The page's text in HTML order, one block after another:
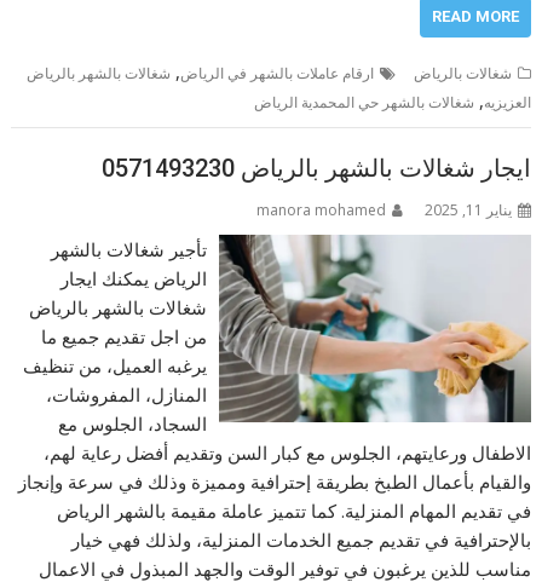
READ MORE
شغالات بالرياض ارقام عاملات بالشهر في الرياض, شغالات بالشهر بالرياض
العزيزيه, شغالات بالشهر حي المحمدية الرياض
ايجار شغالات بالشهر بالرياض 0571493230
يناير 11, 2025 manora mohamed
تأجير شغالات بالشهر
الرياض يمكنك ايجار
شغالات بالشهر بالرياض
من اجل تقديم جميع ما
يرغبه العميل، من تنظيف
المنازل، المفروشات،
السجاد، الجلوس مع
الاطفال ورعايتهم، الجلوس مع كبار السن وتقديم أفضل رعاية لهم،
والقيام بأعمال الطبخ بطريقة إحترافية ومميزة وذلك في سرعة وإنجاز
في تقديم المهام المنزلية. كما تتميز عاملة مقيمة بالشهر الرياض
بالإحترافية في تقديم جميع الخدمات المنزلية، ولذلك فهي خيار
مناسب للذين يرغبون في توفير الوقت والجهد المبذول في الاعمال